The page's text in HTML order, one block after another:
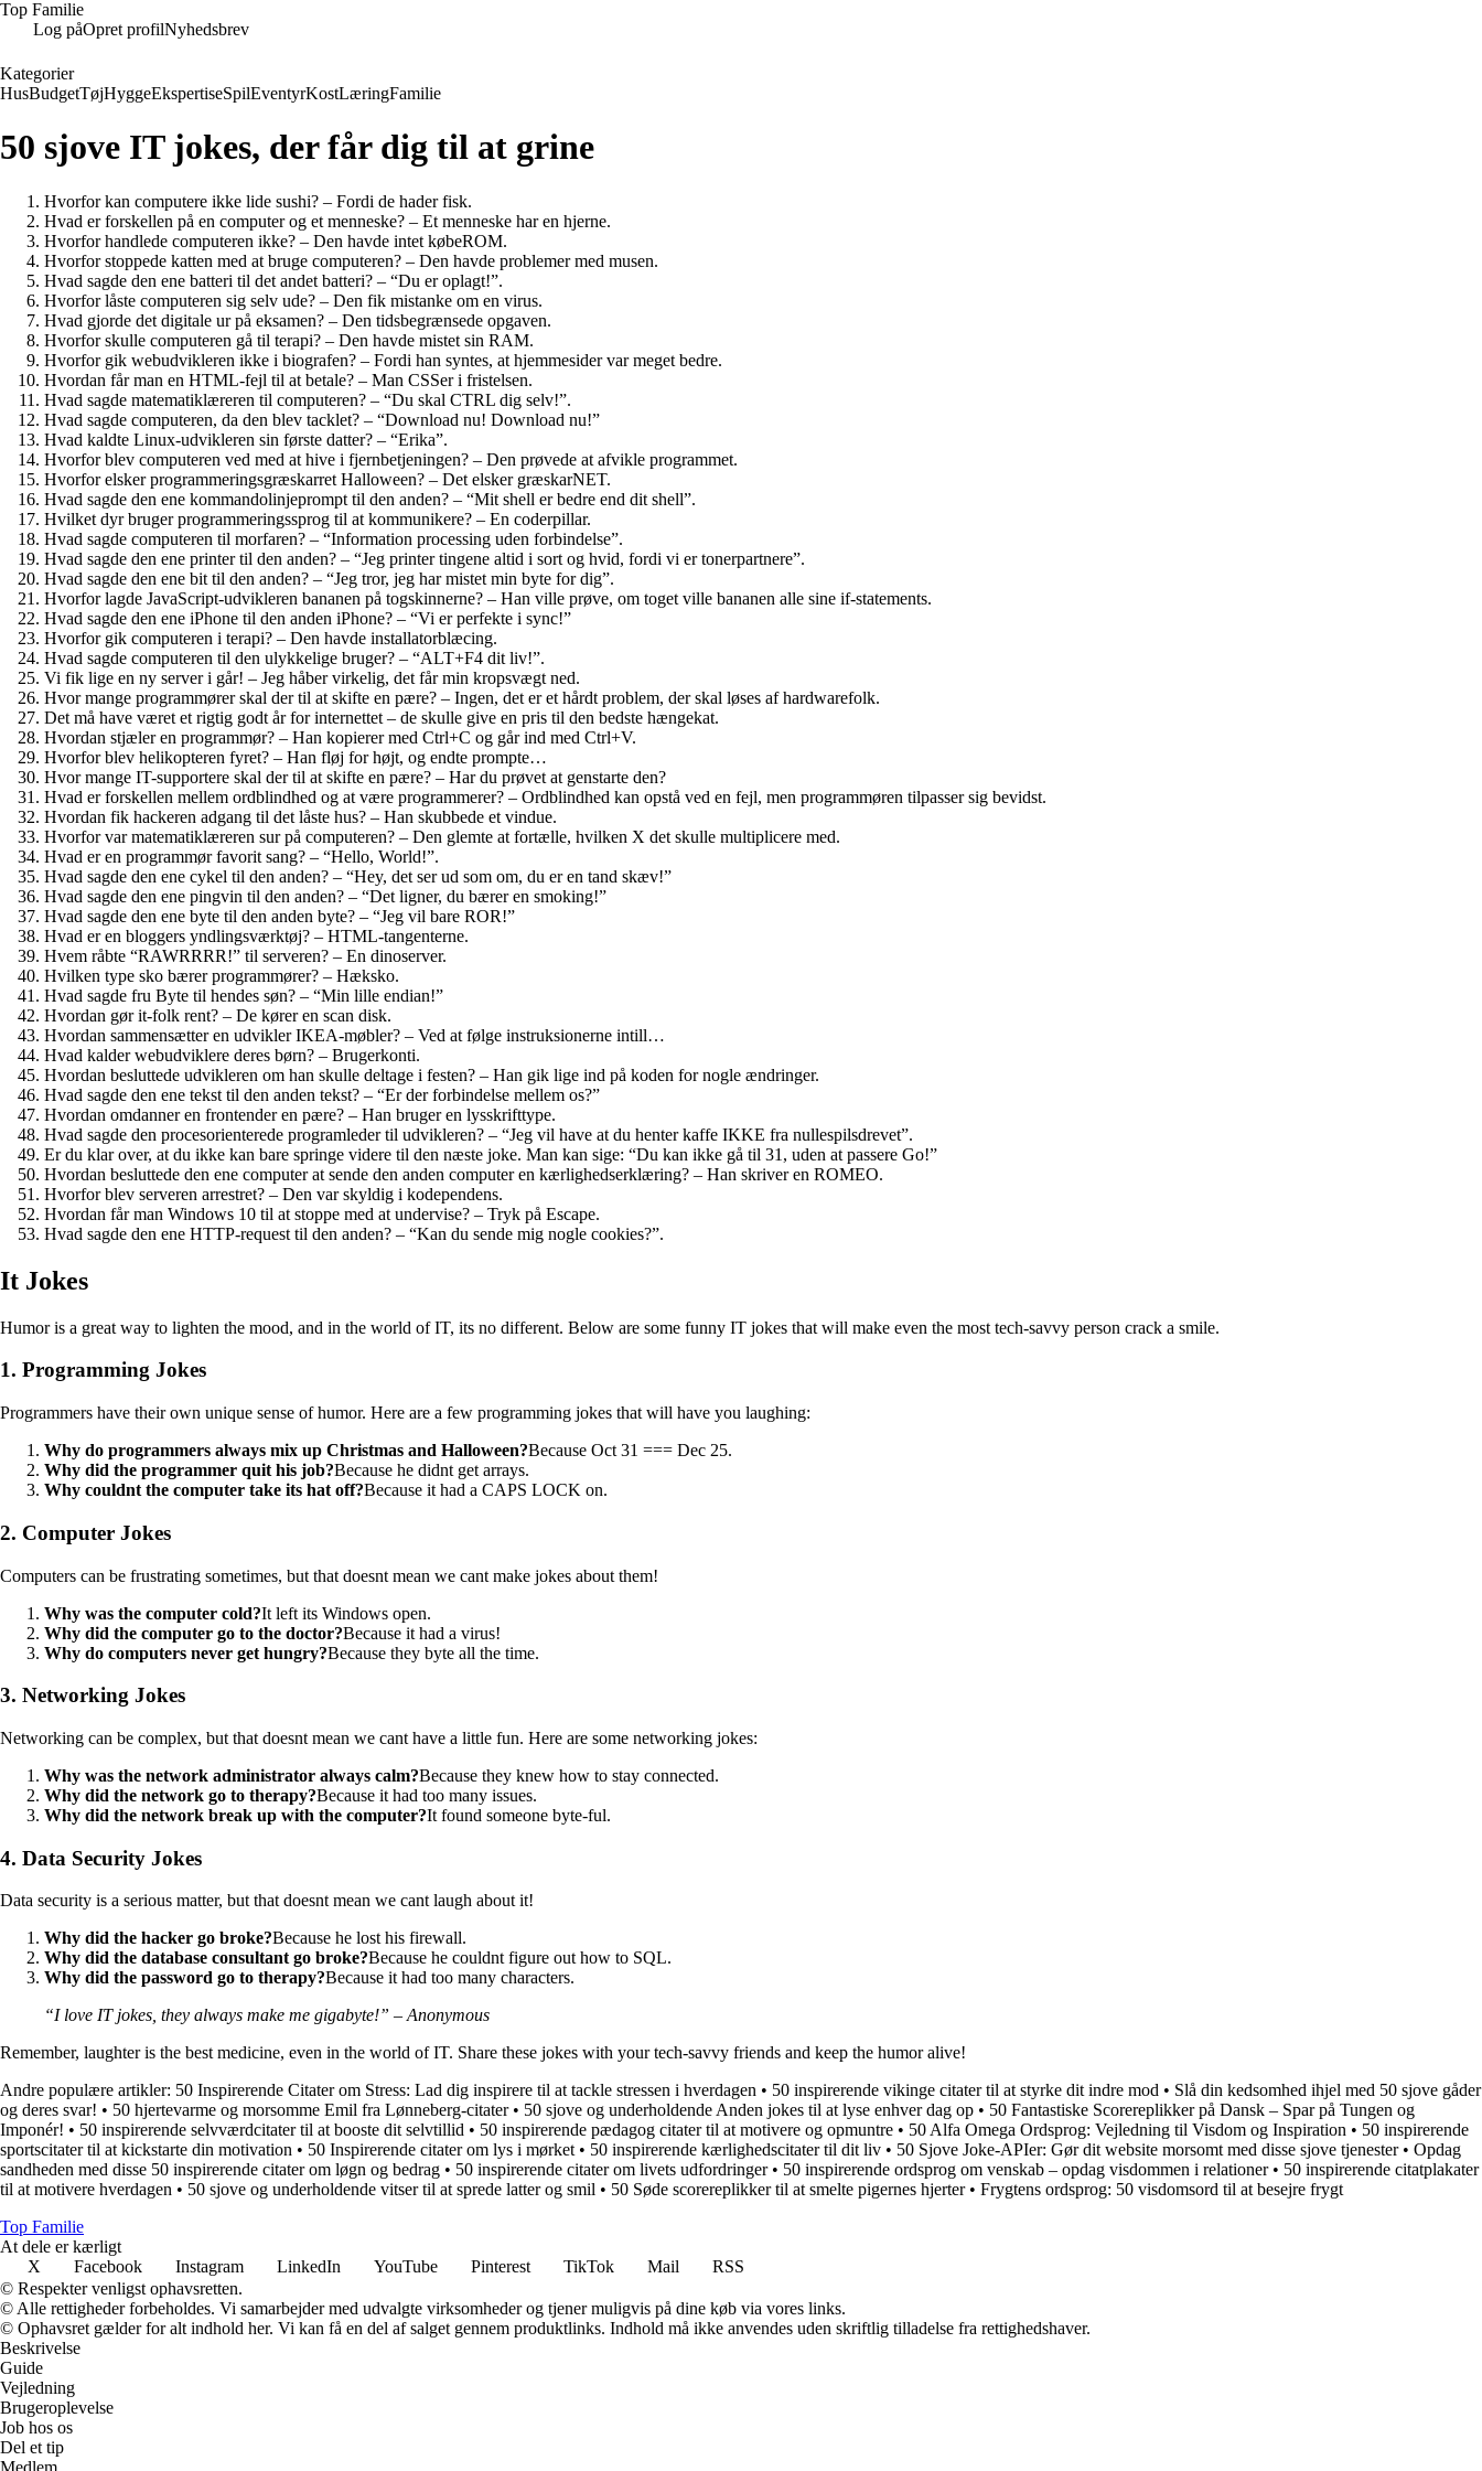
Top Familie
Log påOpret profilNyhedsbrev
Kategorier
HusBudgetTøjHyggeEkspertiseSpilEventyrKostLæringFamilie
50 sjove IT jokes, der får dig til at grine
Hvorfor kan computere ikke lide sushi? – Fordi de hader fisk.
Hvad er forskellen på en computer og et menneske? – Et menneske har en hjerne.
Hvorfor handlede computeren ikke? – Den havde intet købeROM.
Hvorfor stoppede katten med at bruge computeren? – Den havde problemer med musen.
Hvad sagde den ene batteri til det andet batteri? – “Du er oplagt!”.
Hvorfor låste computeren sig selv ude? – Den fik mistanke om en virus.
Hvad gjorde det digitale ur på eksamen? – Den tidsbegrænsede opgaven.
Hvorfor skulle computeren gå til terapi? – Den havde mistet sin RAM.
Hvorfor gik webudvikleren ikke i biografen? – Fordi han syntes, at hjemmesider var meget bedre.
Hvordan får man en HTML-fejl til at betale? – Man CSSer i fristelsen.
Hvad sagde matematiklæreren til computeren? – “Du skal CTRL dig selv!”.
Hvad sagde computeren, da den blev tacklet? – “Download nu! Download nu!”
Hvad kaldte Linux-udvikleren sin første datter? – “Erika”.
Hvorfor blev computeren ved med at hive i fjernbetjeningen? – Den prøvede at afvikle programmet.
Hvorfor elsker programmeringsgræskarret Halloween? – Det elsker græskarNET.
Hvad sagde den ene kommandolinjeprompt til den anden? – “Mit shell er bedre end dit shell”.
Hvilket dyr bruger programmeringssprog til at kommunikere? – En coderpillar.
Hvad sagde computeren til morfaren? – “Information processing uden forbindelse”.
Hvad sagde den ene printer til den anden? – “Jeg printer tingene altid i sort og hvid, fordi vi er tonerpartnere”.
Hvad sagde den ene bit til den anden? – “Jeg tror, jeg har mistet min byte for dig”.
Hvorfor lagde JavaScript-udvikleren bananen på togskinnerne? – Han ville prøve, om toget ville bananen alle sine if-statements.
Hvad sagde den ene iPhone til den anden iPhone? – “Vi er perfekte i sync!”
Hvorfor gik computeren i terapi? – Den havde installatorblæcing.
Hvad sagde computeren til den ulykkelige bruger? – “ALT+F4 dit liv!”.
Vi fik lige en ny server i går! – Jeg håber virkelig, det får min kropsvægt ned.
Hvor mange programmører skal der til at skifte en pære? – Ingen, det er et hårdt problem, der skal løses af hardwarefolk.
Det må have været et rigtig godt år for internettet – de skulle give en pris til den bedste hængekat.
Hvordan stjæler en programmør? – Han kopierer med Ctrl+C og går ind med Ctrl+V.
Hvorfor blev helikopteren fyret? – Han fløj for højt, og endte prompte…
Hvor mange IT-supportere skal der til at skifte en pære? – Har du prøvet at genstarte den?
Hvad er forskellen mellem ordblindhed og at være programmerer? – Ordblindhed kan opstå ved en fejl, men programmøren tilpasser sig bevidst.
Hvordan fik hackeren adgang til det låste hus? – Han skubbede et vindue.
Hvorfor var matematiklæreren sur på computeren? – Den glemte at fortælle, hvilken X det skulle multiplicere med.
Hvad er en programmør favorit sang? – “Hello, World!”.
Hvad sagde den ene cykel til den anden? – “Hey, det ser ud som om, du er en tand skæv!”
Hvad sagde den ene pingvin til den anden? – “Det ligner, du bærer en smoking!”
Hvad sagde den ene byte til den anden byte? – “Jeg vil bare ROR!”
Hvad er en bloggers yndlingsværktøj? – HTML-tangenterne.
Hvem råbte “RAWRRRR!” til serveren? – En dinoserver.
Hvilken type sko bærer programmører? – Hæksko.
Hvad sagde fru Byte til hendes søn? – “Min lille endian!”
Hvordan gør it-folk rent? – De kører en scan disk.
Hvordan sammensætter en udvikler IKEA-møbler? – Ved at følge instruksionerne intill…
Hvad kalder webudviklere deres børn? – Brugerkonti.
Hvordan besluttede udvikleren om han skulle deltage i festen? – Han gik lige ind på koden for nogle ændringer.
Hvad sagde den ene tekst til den anden tekst? – “Er der forbindelse mellem os?”
Hvordan omdanner en frontender en pære? – Han bruger en lysskrifttype.
Hvad sagde den procesorienterede programleder til udvikleren? – “Jeg vil have at du henter kaffe IKKE fra nullespilsdrevet”.
Er du klar over, at du ikke kan bare springe videre til den næste joke. Man kan sige: “Du kan ikke gå til 31, uden at passere Go!”
Hvordan besluttede den ene computer at sende den anden computer en kærlighedserklæring? – Han skriver en ROMEO.
Hvorfor blev serveren arrestret? – Den var skyldig i kodependens.
Hvordan får man Windows 10 til at stoppe med at undervise? – Tryk på Escape.
Hvad sagde den ene HTTP-request til den anden? – “Kan du sende mig nogle cookies?”.
It Jokes
Humor is a great way to lighten the mood, and in the world of IT, its no different. Below are some funny IT jokes that will make even the most tech-savvy person crack a smile.
1. Programming Jokes
Programmers have their own unique sense of humor. Here are a few programming jokes that will have you laughing:
Why do programmers always mix up Christmas and Halloween?Because Oct 31 === Dec 25.
Why did the programmer quit his job?Because he didnt get arrays.
Why couldnt the computer take its hat off?Because it had a CAPS LOCK on.
2. Computer Jokes
Computers can be frustrating sometimes, but that doesnt mean we cant make jokes about them!
Why was the computer cold?It left its Windows open.
Why did the computer go to the doctor?Because it had a virus!
Why do computers never get hungry?Because they byte all the time.
3. Networking Jokes
Networking can be complex, but that doesnt mean we cant have a little fun. Here are some networking jokes:
Why was the network administrator always calm?Because they knew how to stay connected.
Why did the network go to therapy?Because it had too many issues.
Why did the network break up with the computer?It found someone byte-ful.
4. Data Security Jokes
Data security is a serious matter, but that doesnt mean we cant laugh about it!
Why did the hacker go broke?Because he lost his firewall.
Why did the database consultant go broke?Because he couldnt figure out how to SQL.
Why did the password go to therapy?Because it had too many characters.
“I love IT jokes, they always make me gigabyte!” – Anonymous
Remember, laughter is the best medicine, even in the world of IT. Share these jokes with your tech-savvy friends and keep the humor alive!
Andre populære artikler: 50 Inspirerende Citater om Stress: Lad dig inspirere til at tackle stressen i hverdagen • 50 inspirerende vikinge citater til at styrke dit indre mod • Slå din kedsomhed ihjel med 50 sjove gåder
og deres svar! • 50 hjertevarme og morsomme Emil fra Lønneberg-citater• 50 sjove og underholdende Anden jokes til at lyse enhver dag op • 50 Fantastiske Scorereplikker på Dansk – Spar på Tungen og
Imponér! • 50 inspirerende selvværdcitater til at booste dit selvtillid • 50 inspirerende pædagog citater til at motivere og opmuntre • 50 Alfa Omega Ordsprog: Vejledning til Visdom og Inspiration • 50 inspirerende
sportscitater til at kickstarte din motivation • 50 Inspirerende citater om lys i mørket• 50 inspirerende kærlighedscitater til dit liv • 50 Sjove Joke-APIer: Gør dit website morsomt med disse sjove tjenester• Opdag
sandheden med disse 50 inspirerende citater om løgn og bedrag • 50 inspirerende citater om livets udfordringer• 50 inspirerende ordsprog om venskab – opdag visdommen i relationer• 50 inspirerende citatplakater
til at motivere hverdagen • 50 sjove og underholdende vitser til at sprede latter og smil • 50 Søde scorereplikker til at smelte pigernes hjerter• Frygtens ordsprog: 50 visdomsord til at besejre frygt
Top Familie
At dele er kærligt
X
Facebook Instagram LinkedIn YouTube Pinterest TikTok Mail
RSS
© Respekter venligst ophavsretten.
© Alle rettigheder forbeholdes. Vi samarbejder med udvalgte virksomheder og tjener muligvis på dine køb via vores links.
© Ophavsret gælder for alt indhold her. Vi kan få en del af salget gennem produktlinks. Indhold må ikke anvendes uden skriftlig tilladelse fra rettighedshaver.
Beskrivelse
Guide
Vejledning
Brugeroplevelse
Job hos os
Del et tip